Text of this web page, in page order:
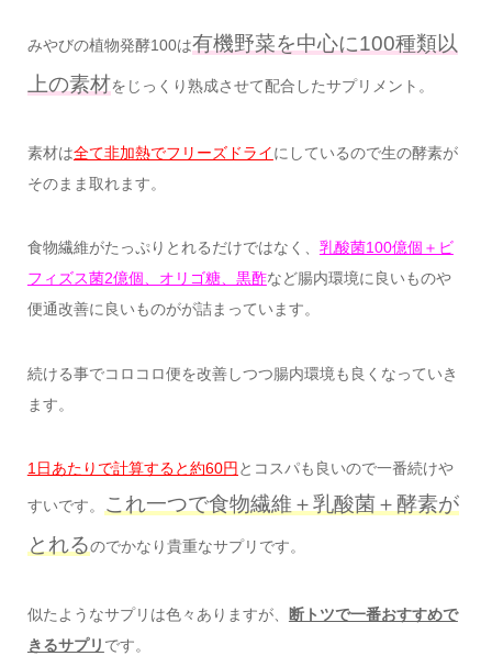
みやびの植物発酵100は有機野菜を中心に100種類以
上の素材をじっくり熟成させて配合したサプリメント。
素材は全て非加熱でフリーズドライにしているので生の酵素が
そのまま取れます。
食物繊維がたっぷりとれるだけではなく、 乳酸菌100億個＋ビ
フィズス菌2億個、オリゴ糖、黒酢など腸内環境に良いものや
便通改善に良いものがが詰まっています。
続ける事でコロコロ便を改善しつつ腸内環境も良くなっていき
ます。
1日あたりで計算すると約60円 とコスパも良いので一番続けや
すいです。
これ一つで食物繊維＋乳酸菌＋酵素が
とれるのでかなり貴重なサプリです。
似たようなサプリは色々ありますが、
断トツで一番おすすめで
きるサプリ です。